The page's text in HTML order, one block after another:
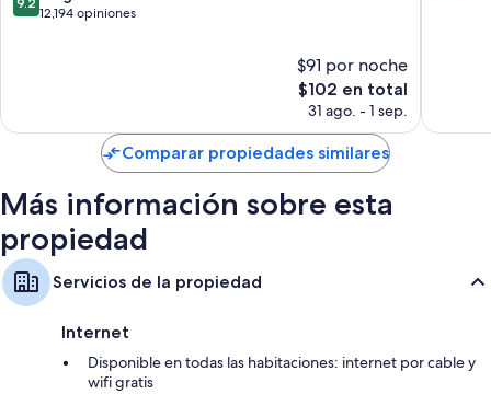
Televisiones LED de 32 pulgadas con canales digitales
connected
de 12,194 opiniones
$91 por noche
El
precio
es
$102 en total
31 ago. - 1 sep.
Comparar propiedades similares
Más información sobre esta
propiedad
Servicios de la propiedad
Internet
Disponible en todas las habitaciones: internet por cable y
wifi gratis